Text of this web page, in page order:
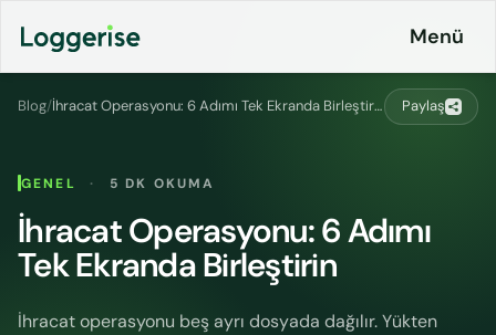
geç
Menü
ERP
Entegrasyonlar
Fiyatlandırma
Blog/ İhracat Operasyonu: 6 Adımı Tek Ekranda Birleştirin Paylaş
GENEL · 5 DK OKUMA
İhracat Operasyonu: 6 Adımı
Tek Ekranda Birleştirin
İhracat operasyonu beş ayrı dosyada dağılır. Yükten